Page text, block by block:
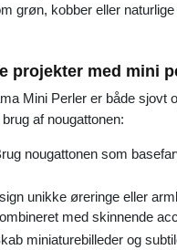
grøn, kobber eller
projekter med mini
Mini Perler er både sjovt
af nougattonen:
nougattonen som
unikke øreringe eller
med skinnende
miniaturebilleder og